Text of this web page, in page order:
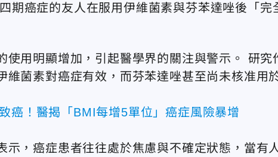
期癌症的友人在服用伊維菌素與芬苯達唑後「完
使用明顯增加，引起醫學界的關注與警示。 研究
菌素對癌症有效，而芬苯達唑甚至尚未核准用
癌！醫揭「BMI每增5單位」癌症風險暴增
示，癌症患者往往處於焦慮與不確定狀態，當有